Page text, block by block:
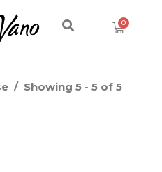
Showing 5 - 5 of 5